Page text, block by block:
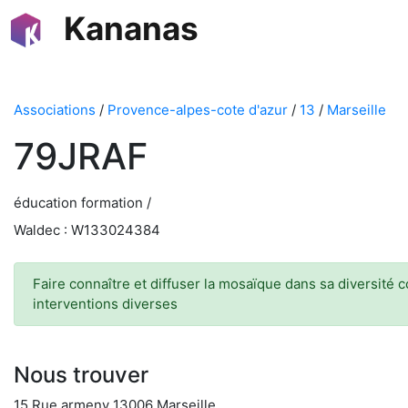
Kananas
Associations / Provence-alpes-cote d'azur / 13 / Marseille
79JRAF
éducation formation /
Waldec : W133024384
Faire connaître et diffuser la mosaïque dans sa diversité
interventions diverses
Nous trouver